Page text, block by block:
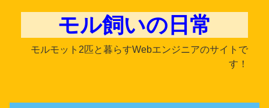
モル飼いの日常
モルモット2匹と暮らすWebエンジニアのサイトで
す！